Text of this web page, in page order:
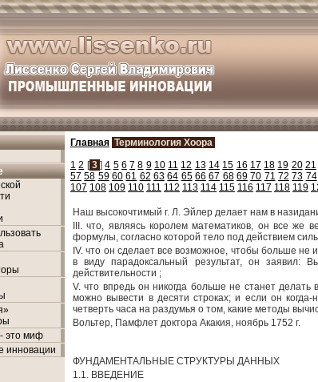
это миф
инновации
Главная Терминология Хоора
1 2 [ 3 ]4 5 6 7 8 9 10 11 12 13 14 15 16 17 18 19 20 21
57 58 59 60 61 62 63 64 65 66 67 68 69 70 71 72 73 74
107 108 109 110 111 112 113 114 115 116 117 118 119
Наш высокочтимый г. Л. Эйлер делает нам в
III. что, являясь королем математиков, он все
формулы, согласно которой тело под действием
IV. что он сделает все возможное, чтобы больше
в виду парадоксальный результат, он заявил:
действительности ;
V. что впредь он никогда больше не станет
можно вывести в десяти строках; и если он
четверть часа на раздумья о том, какие методы
Вольтер, Памфлет доктора Акакия, ноябрь 1752 г.
ФУНДАМЕНТАЛЬНЫЕ СТРУКТУРЫ ДАННЫХ
1.1. ВВЕДЕНИЕ